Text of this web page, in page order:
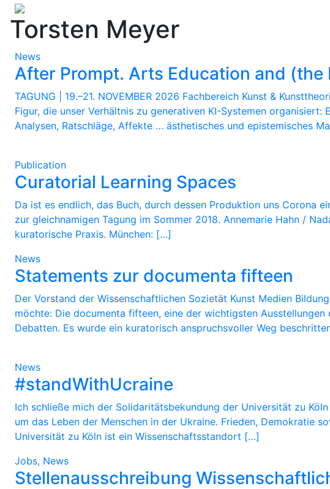
Torsten Meyer
News
After Prompt. Arts Education and (the
TAGUNG | 19.–21. NOVEMBER 2026 Fachbereich Kunst &
Figur, die unser Verhältnis zu generativen KI-Systemen
Analysen, Ratschläge, Affekte … ästhetisches und epistemisches
Publication
Curatorial Learning Spaces
Da ist es endlich, das Buch, durch dessen Produktion uns Corona
zur gleichnamigen Tagung im Sommer 2018. Annemarie Hahn /
kuratorische Praxis. München: […]
News
Statements zur documenta fifteen
Der Vorstand der Wissenschaftlichen Sozietät Kunst Medien
möchte: Die documenta fifteen, eine der wichtigsten
Debatten. Es wurde ein kuratorisch anspruchsvoller Weg
News
#standWithUcraine
Ich schließe mich der Solidaritätsbekundung der Universität zu
um das Leben der Menschen in der Ukraine. Frieden, Demokratie
Universität zu Köln ist ein Wissenschaftsstandort […]
Jobs, News
Stellenausschreibung